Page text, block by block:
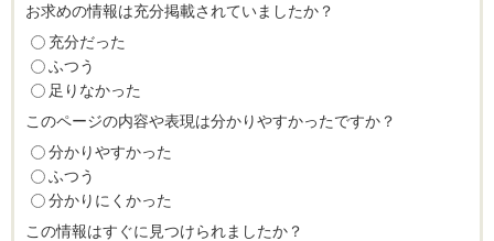
お求めの情報は充分掲載されていましたか？
充分だった
ふつう
足りなかった
このページの内容や表現は分かりやすかったですか？
分かりやすかった
ふつう
分かりにくかった
この情報はすぐに見つけられましたか？